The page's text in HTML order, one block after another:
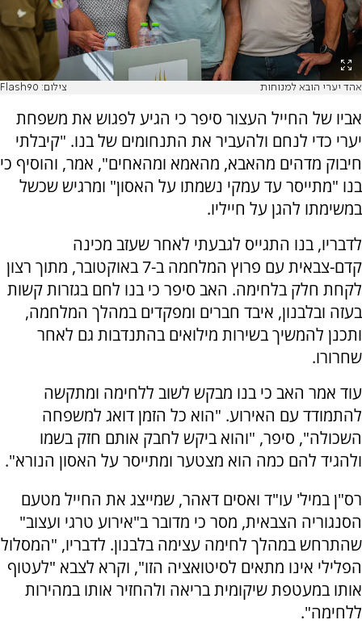
אהד יערי הובא למנוחות צילום: Flash90
אביו של החייל העצור סיפר כי הגיע לפגוש את משפחת
יערי כדי לנחם ולהעביר את התנחומים של בנו. "קיבלתי
חיבוק מדהים מהאבא, מהאמא ומהאחים", אמר, והוסיף כי
בנו "מתייסר עד עמקי נשמתו על האסון" ומרגיש שכשל
במשימתו להגן על חייליו.
לדבריו, בנו התגייס לגבעתי לאחר שעזב מכינה
קדם-צבאית עם פרוץ המלחמה ב-7 באוקטובר, מתוך רצון
לקחת חלק בלחימה. האב סיפר כי בנו לחם בגזרות קשות
בעזה ובלבנון, איבד חברים ומפקדים במהלך המלחמה,
ותכנן להמשיך בשירות מילואים בהתנדבות גם לאחר
שחרורו.
עוד אמר האב כי בנו מבקש לשוב ללחימה ומתקשה
להתמודד עם האירוע. "הוא כל הזמן דואג למשפחה
השכולה", סיפר, "והוא ביקש לחבק אותם חזק בשמו
ולהגיד להם כמה הוא מצטער ומתייסר על האסון הנורא".
רס"ן במיל' עו"ד ואסים דאהר, שמייצג את החייל מטעם
הסנגוריה הצבאית, מסר כי מדובר ב"אירוע טרגי ועצוב"
שהתרחש במהלך לחימה עצימה בלבנון. לדבריו, "המסלול
הפלילי אינו מתאים לסיטואציה הזו", וקרא לצבא "לעטוף
אותו במעטפת שיקומית בריאה ולהחזיר אותו במהירות
ללחימה".